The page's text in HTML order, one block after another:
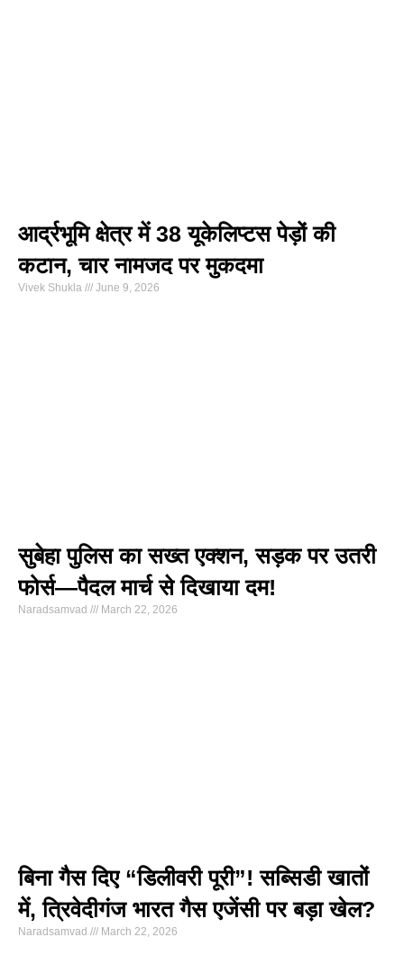
आर्द्रभूमि क्षेत्र में 38 यूकेलिप्टस पेड़ों की
कटान, चार नामजद पर मुकदमा
Vivek Shukla June 9, 2026
सुबेहा पुलिस का सख्त एक्शन, सड़क पर उतरी
फोर्स—पैदल मार्च से दिखाया दम!
Naradsamvad March 22, 2026
बिना गैस दिए “डिलीवरी पूरी”! सब्सिडी खातों
में, त्रिवेदीगंज भारत गैस एजेंसी पर बड़ा खेल?
Naradsamvad March 22, 2026